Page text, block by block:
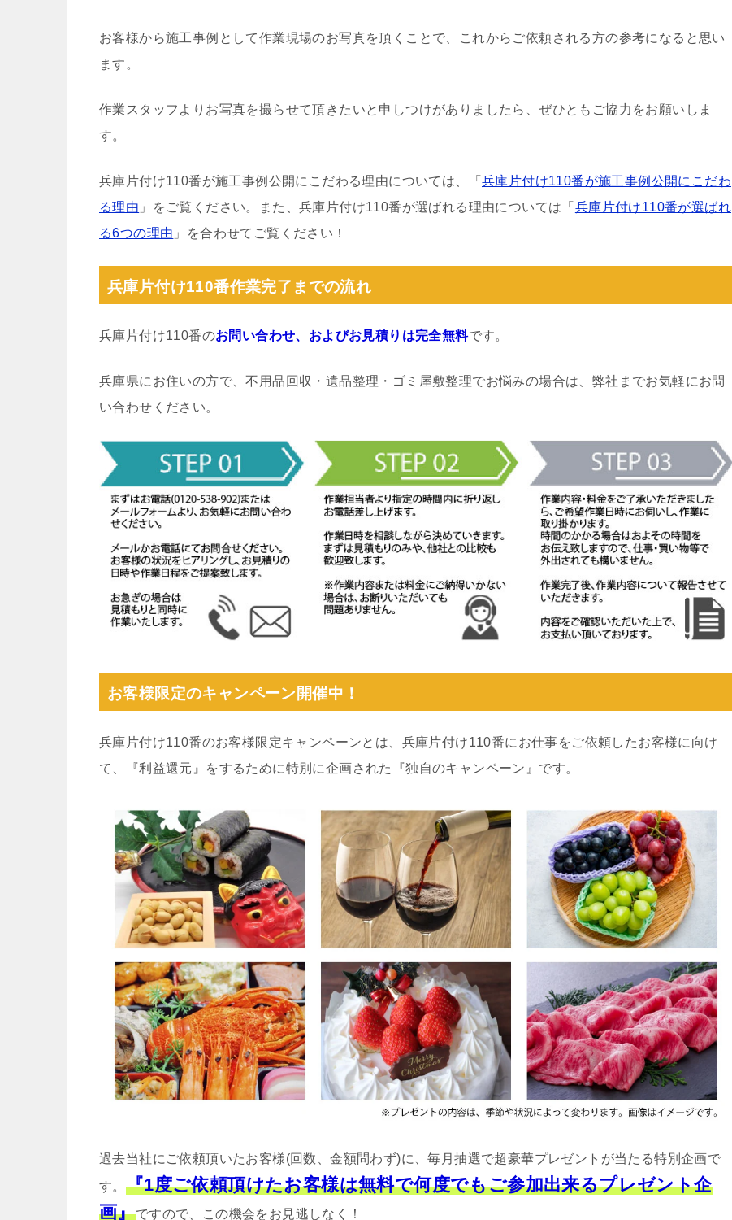
お客様から施工事例として作業現場のお写真を頂くことで、これからご依頼される方の参考になると思い
ます。
作業スタッフよりお写真を撮らせて頂きたいと申しつけがありましたら、ぜひともご協力をお願いしま
す。
兵庫片付け110番が施工事例公開にこだわる理由については、「 兵庫片付け110番が施工事例公開にこだわ
る理由 」をご覧ください。また、兵庫片付け110番が選ばれる理由については「 兵庫片付け110番が選ばれ
る6つの理由 」を合わせてご覧ください！
兵庫片付け110番作業完了までの流れ
兵庫片付け110番のお問い合わせ、およびお見積りは完全無料です。
兵庫県にお住いの方で、不用品回収・遺品整理・ゴミ屋敷整理でお悩みの場合は、弊社までお気軽にお問
い合わせください。
お客様限定のキャンペーン開催中！
兵庫片付け110番のお客様限定キャンペーンとは、兵庫片付け110番にお仕事をご依頼したお客様に向け
て、『利益還元』をするために特別に企画された『独自のキャンペーン』です。
過去当社にご依頼頂いたお客様(回数、金額問わず)に、毎月抽選で超豪華プレゼントが当たる特別企画で
す。 『1度ご依頼頂けたお客様は無料で何度でもご参加出来るプレゼント企
画』ですので、この機会をお見逃しなく！